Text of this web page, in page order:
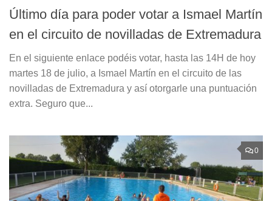
Último día para poder votar a Ismael Martín
en el circuito de novilladas de Extremadura
En el siguiente enlace podéis votar, hasta las 14H de hoy
martes 18 de julio, a Ismael Martín en el circuito de las
novilladas de Extremadura y así otorgarle una puntuación
extra. Seguro que...
0